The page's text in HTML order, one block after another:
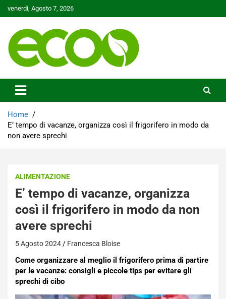
to
venerdì, Agosto 7, 2026
Ecoo.it
Home
E’ tempo di vacanze, organizza così il frigorifero in modo da
non avere sprechi
ALIMENTAZIONE
E’ tempo di vacanze, organizza
così il frigorifero in modo da non
avere sprechi
5 Agosto 2024 Francesca Bloise
Come organizzare al meglio il frigorifero prima di partire
per le vacanze: consigli e piccole tips per evitare gli
sprechi di cibo